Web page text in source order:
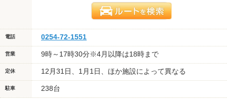
電話 0254-72-1551
営業 9時～17時30分※4月以降は18時まで
定休 12月31日、1月1日、ほか施設によって異なる
駐車 238台